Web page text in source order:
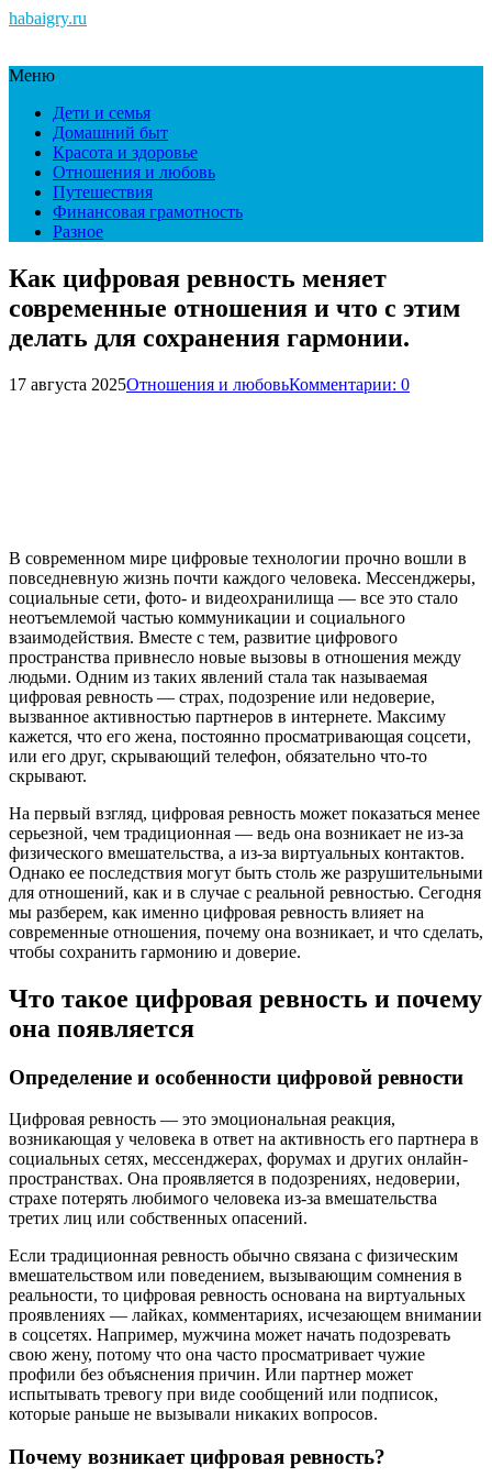
habaigry.ru
Меню
Дети и семья
Домашний быт
Красота и здоровье
Отношения и любовь
Путешествия
Финансовая грамотность
Разное
Как цифровая ревность меняет
современные отношения и что с этим
делать для сохранения гармонии.
17 августа 2025Отношения и любовьКомментарии: 0
В современном мире цифровые технологии прочно вошли в
повседневную жизнь почти каждого человека. Мессенджеры,
социальные сети, фото- и видеохранилища — все это стало
неотъемлемой частью коммуникации и социального
взаимодействия. Вместе с тем, развитие цифрового
пространства привнесло новые вызовы в отношения между
людьми. Одним из таких явлений стала так называемая
цифровая ревность — страх, подозрение или недоверие,
вызванное активностью партнеров в интернете. Максиму
кажется, что его жена, постоянно просматривающая соцсети,
или его друг, скрывающий телефон, обязательно что-то
скрывают.
На первый взгляд, цифровая ревность может показаться менее
серьезной, чем традиционная — ведь она возникает не из-за
физического вмешательства, а из-за виртуальных контактов.
Однако ее последствия могут быть столь же разрушительными
для отношений, как и в случае с реальной ревностью. Сегодня
мы разберем, как именно цифровая ревность влияет на
современные отношения, почему она возникает, и что сделать,
чтобы сохранить гармонию и доверие.
Что такое цифровая ревность и почему
она появляется
Определение и особенности цифровой ревности
Цифровая ревность — это эмоциональная реакция,
возникающая у человека в ответ на активность его партнера в
социальных сетях, мессенджерах, форумах и других онлайн-
пространствах. Она проявляется в подозрениях, недоверии,
страхе потерять любимого человека из-за вмешательства
третих лиц или собственных опасений.
Если традиционная ревность обычно связана с физическим
вмешательством или поведением, вызывающим сомнения в
реальности, то цифровая ревность основана на виртуальных
проявлениях — лайках, комментариях, исчезающем внимании
в соцсетях. Например, мужчина может начать подозревать
свою жену, потому что она часто просматривает чужие
профили без объяснения причин. Или партнер может
испытывать тревогу при виде сообщений или подписок,
которые раньше не вызывали никаких вопросов.
Почему возникает цифровая ревность?